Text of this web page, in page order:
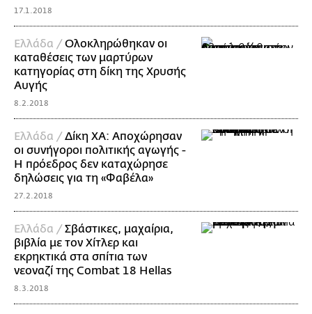
17.1.2018
Ελλάδα /Ολοκληρώθηκαν οι
καταθέσεις των μαρτύρων
κατηγορίας στη δίκη της Χρυσής
Αυγής
8.2.2018
Ελλάδα /Δίκη ΧΑ: Αποχώρησαν
οι συνήγοροι πολιτικής αγωγής -
Η πρόεδρος δεν καταχώρησε
δηλώσεις για τη «Φαβέλα»
27.2.2018
Ελλάδα /Σβάστικες, μαχαίρια,
βιβλία με τον Χίτλερ και
εκρηκτικά στα σπίτια των
νεοναζί της Combat 18 Hellas
8.3.2018